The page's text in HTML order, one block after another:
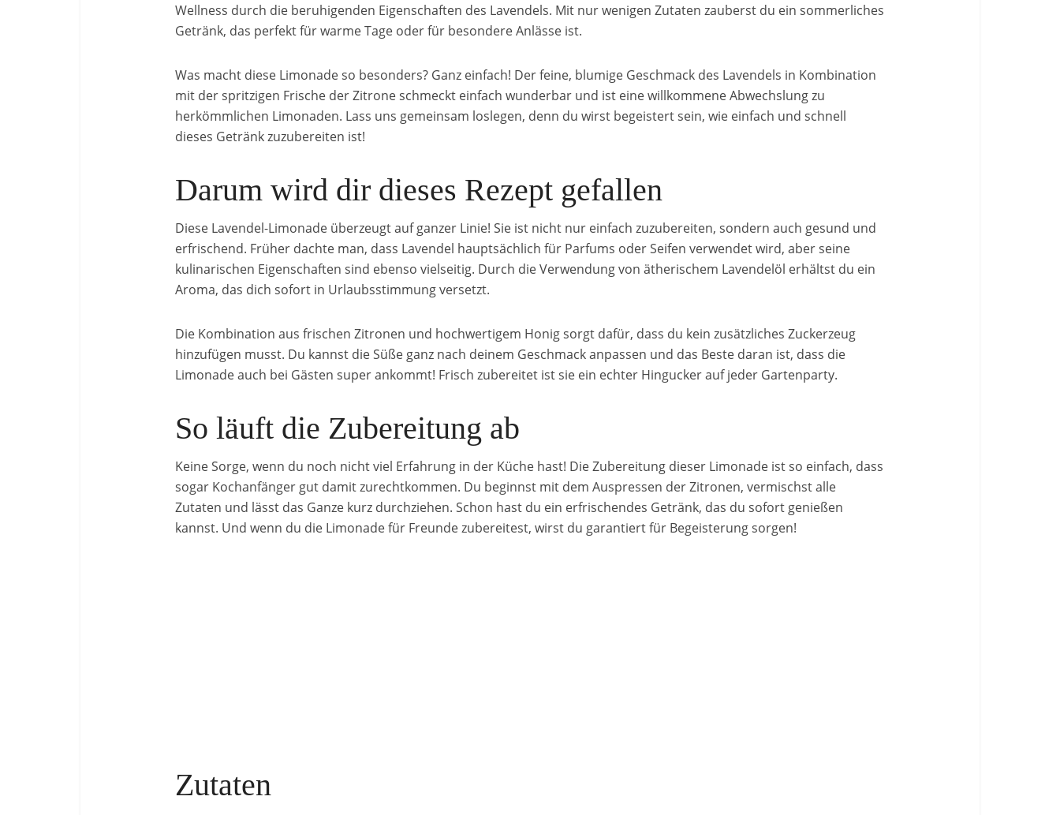
Wellness durch die beruhigenden Eigenschaften des Lavendels. Mit nur wenigen Zutaten zauberst du ein sommerliches
Getränk, das perfekt für warme Tage oder für besondere Anlässe ist.
Was macht diese Limonade so besonders? Ganz einfach! Der feine, blumige Geschmack des Lavendels in Kombination
mit der spritzigen Frische der Zitrone schmeckt einfach wunderbar und ist eine willkommene Abwechslung zu
herkömmlichen Limonaden. Lass uns gemeinsam loslegen, denn du wirst begeistert sein, wie einfach und schnell
dieses Getränk zuzubereiten ist!
Darum wird dir dieses Rezept gefallen
Diese Lavendel-Limonade überzeugt auf ganzer Linie! Sie ist nicht nur einfach zuzubereiten, sondern auch gesund und
erfrischend. Früher dachte man, dass Lavendel hauptsächlich für Parfums oder Seifen verwendet wird, aber seine
kulinarischen Eigenschaften sind ebenso vielseitig. Durch die Verwendung von ätherischem Lavendelöl erhältst du ein
Aroma, das dich sofort in Urlaubsstimmung versetzt.
Die Kombination aus frischen Zitronen und hochwertigem Honig sorgt dafür, dass du kein zusätzliches Zuckerzeug
hinzufügen musst. Du kannst die Süße ganz nach deinem Geschmack anpassen und das Beste daran ist, dass die
Limonade auch bei Gästen super ankommt! Frisch zubereitet ist sie ein echter Hingucker auf jeder Gartenparty.
So läuft die Zubereitung ab
Keine Sorge, wenn du noch nicht viel Erfahrung in der Küche hast! Die Zubereitung dieser Limonade ist so einfach, dass
sogar Kochanfänger gut damit zurechtkommen. Du beginnst mit dem Auspressen der Zitronen, vermischst alle
Zutaten und lässt das Ganze kurz durchziehen. Schon hast du ein erfrischendes Getränk, das du sofort genießen
kannst. Und wenn du die Limonade für Freunde zubereitest, wirst du garantiert für Begeisterung sorgen!
Zutaten